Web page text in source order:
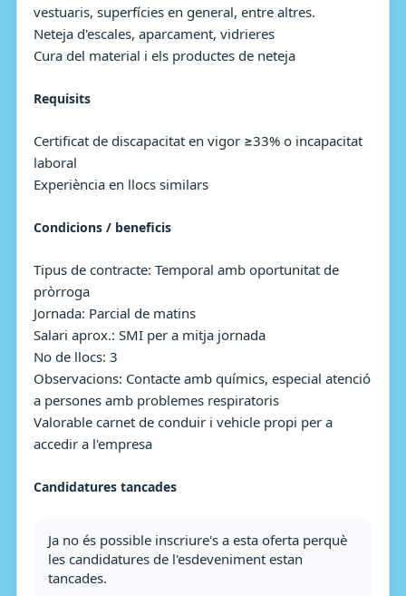
vestuaris, superfícies en general, entre altres.
Neteja d'escales, aparcament, vidrieres
Cura del material i els productes de neteja
Requisits
Certificat de discapacitat en vigor ≥33% o incapacitat
laboral
Experiència en llocs similars
Condicions / beneficis
Tipus de contracte: Temporal amb oportunitat de
pròrroga
Jornada: Parcial de matins
Salari aprox.: SMI per a mitja jornada
No de llocs: 3
Observacions: Contacte amb químics, especial atenció
a persones amb problemes respiratoris
Valorable carnet de conduir i vehicle propi per a
accedir a l'empresa
Candidatures tancades
Ja no és possible inscriure's a esta oferta perquè
les candidatures de l'esdeveniment estan
tancades.